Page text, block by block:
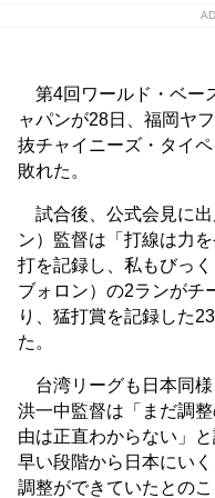
第4回ワールド・ベー
ャパンが28日、福岡ヤ
抜チャイニーズ・タイ
敗れた。
試合後、公式会見に出
ン）監督は「打線は力
打を記録し、私もびっ
ブォロン）の2ランがチ
り、猛打賞を記録した
た。
台湾リーグも日本同様
洪一中監督は「まだ調
由は正直わからない」
早い段階から日本にい
調整ができていたとのこ